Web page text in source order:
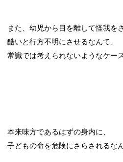
また、幼児から目を離して怪我をさ
酷いと行方不明にさせるなんて、
常識では考えられないようなケー
本来味方であるはずの身内に、
子どもの命を危険にさらされるな